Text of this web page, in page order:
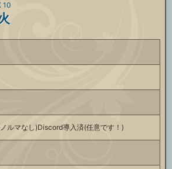
10
ルマなし)Discord導入済(任意です！)